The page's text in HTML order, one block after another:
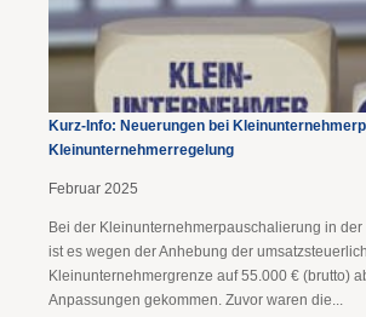
Kurz-Info: Neuerungen bei
Kleinunternehmer­regelung
Februar 2025
Bei der Kleinunternehmerpauschalierung in
ist es wegen der Anhebung der
Kleinunternehmergrenze auf 55.000 € (brutto)
Anpassungen gekommen. Zuvor waren die...